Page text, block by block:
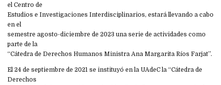
el Centro de
Estudios e Investigaciones Interdisciplinarios, estará llevando a cabo
en el
semestre agosto-diciembre de 2023 una serie de actividades como
parte de la
“Cátedra de Derechos Humanos Ministra Ana Margarita Ríos Farjat”.
El 24 de septiembre de 2021 se instituyó en la UAdeC la “Cátedra de
Derechos